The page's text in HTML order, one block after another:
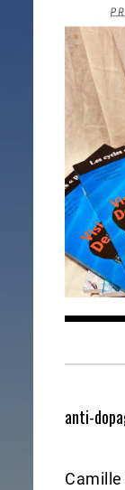
anti-